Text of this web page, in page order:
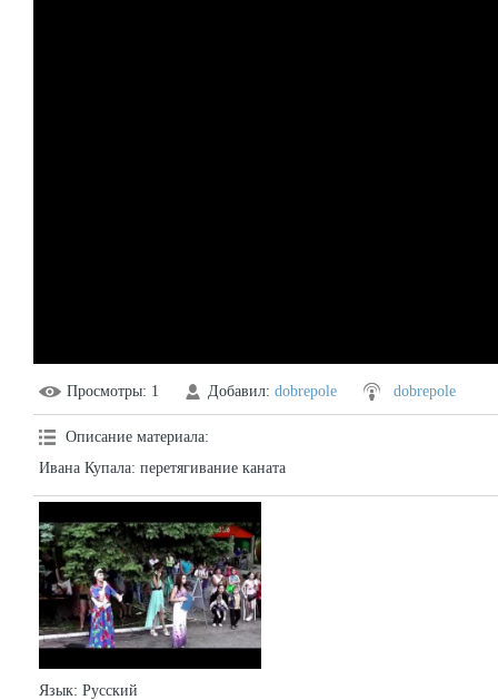
Просмотры: 1 Добавил: dobrepole dobrepole
Описание материала:
Ивана Купала: перетягивание каната
Язык: Русский